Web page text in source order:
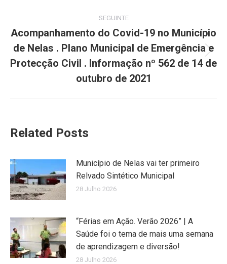
SEGUINTE
Next
post:
Acompanhamento do Covid-19 no Município
de Nelas . Plano Municipal de Emergência e
Protecção Civil . Informação nº 562 de 14 de
outubro de 2021
Related Posts
Município de Nelas vai ter primeiro
Relvado Sintético Municipal
28 Julho 2026
“Férias em Ação. Verão 2026” | A
Saúde foi o tema de mais uma semana
de aprendizagem e diversão!
28 Julho 2026